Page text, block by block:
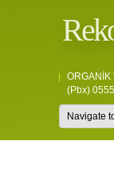
ORGANİK
(pbx)